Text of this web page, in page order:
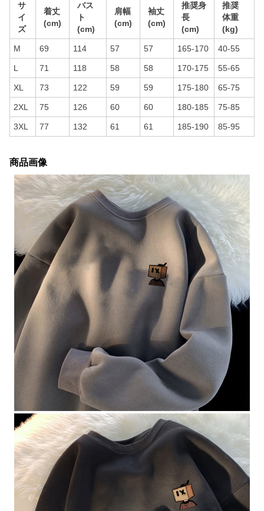
サ
イ
ズ
着丈
(cm)
バス
ト
(cm)
肩幅
(cm)
袖丈
(cm)
推奨身
長
(cm)
推奨
体重
(kg)
M 69 114 57 57 165-170 40-55
L 71 118 58 58 170-175 55-65
XL 73 122 59 59 175-180 65-75
2XL 75 126 60 60 180-185 75-85
3XL 77 132 61 61 185-190 85-95
商品画像